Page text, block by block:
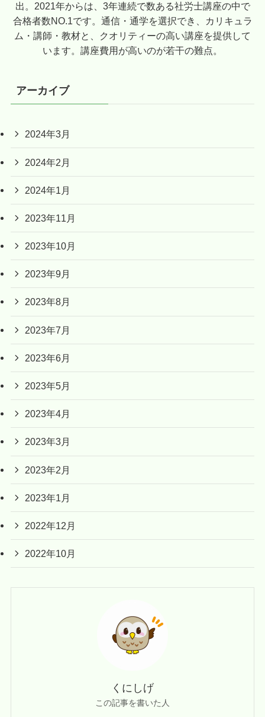
出。2021年からは、3年連続で数ある社労士講座の中で
合格者数NO.1です。通信・通学を選択でき、カリキュラ
ム・講師・教材と、クオリティーの高い講座を提供して
います。講座費用が高いのが若干の難点。
アーカイブ
2024年3月
2024年2月
2024年1月
2023年11月
2023年10月
2023年9月
2023年8月
2023年7月
2023年6月
2023年5月
2023年4月
2023年3月
2023年2月
2023年1月
2022年12月
2022年10月
くにしげ
この記事を書いた人